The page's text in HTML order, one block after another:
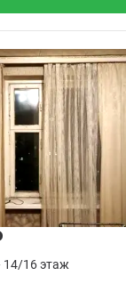
14/16 этаж